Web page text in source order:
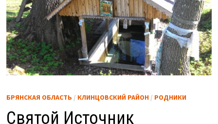
БРЯНСКАЯ ОБЛАСТЬ / КЛИНЦОВСКИЙ РАЙОН/ РОДНИКИ
Святой Источник